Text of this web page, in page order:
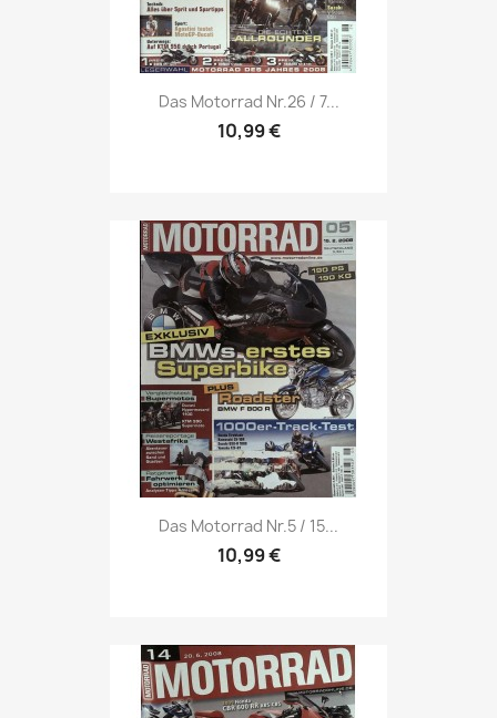
Vorschau
Das Motorrad Nr.26 / 7...
10,99 €
Vorschau
Das Motorrad Nr.5 / 15...
10,99 €